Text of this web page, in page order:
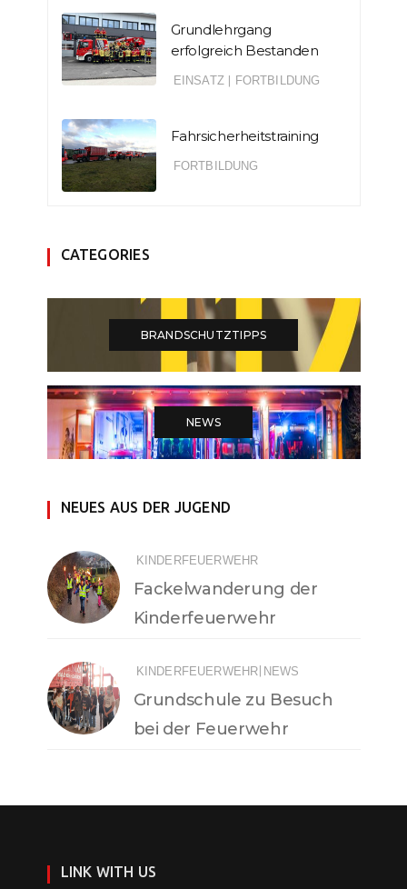
Grundlehrgang
erfolgreich Bestanden
EINSATZ FORTBILDUNG
Fahrsicherheitstraining
FORTBILDUNG
CATEGORIES
BRANDSCHUTZTIPPS
NEWS
NEUES AUS DER JUGEND
KINDERFEUERWEHR
Fackelwanderung der
Kinderfeuerwehr
KINDERFEUERWEHR NEWS
Grundschule zu Besuch
bei der Feuerwehr
LINK WITH US